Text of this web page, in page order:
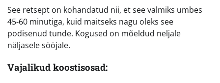
See retsept on kohandatud nii, et see valmiks umbes
45-60 minutiga, kuid maitseks nagu oleks see
podisenud tunde. Kogused on mõeldud neljale
näljasele sööjale.
Vajalikud koostisosad: